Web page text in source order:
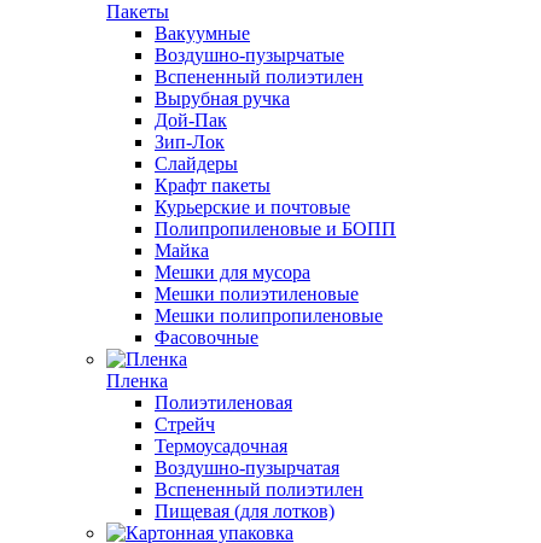
Пакеты
Вакуумные
Воздушно-пузырчатые
Вспененный полиэтилен
Вырубная ручка
Дой-Пак
Зип-Лок
Слайдеры
Крафт пакеты
Курьерские и почтовые
Полипропиленовые и БОПП
Майка
Мешки для мусора
Мешки полиэтиленовые
Мешки полипропиленовые
Фасовочные
Пленка
Полиэтиленовая
Стрейч
Термоусадочная
Воздушно-пузырчатая
Вспененный полиэтилен
Пищевая (для лотков)